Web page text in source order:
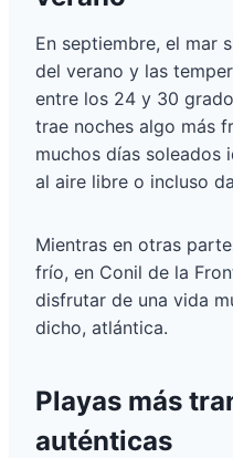
En septiembre, el mar
del verano y las
entre los 24 y 30
trae noches algo más
muchos días soleados
al aire libre o incluso
Mientras en otras
frío, en Conil de la
disfrutar de una vida
dicho, atlántica.
Playas más
auténticas